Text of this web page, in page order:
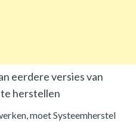
eerdere versies van
herstellen
moet Systeemherstel